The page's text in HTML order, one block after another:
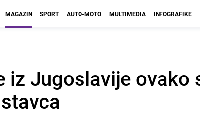
MAGAZIN SPORT AUTO-MOTO MULTIMEDIA INFOGRAFIKE
iz Jugoslavije ovako